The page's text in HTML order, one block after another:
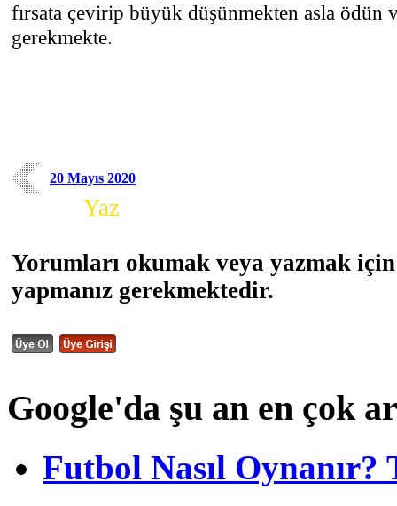
fırsata çevirip büyük düşünmekten asla ödün
gerekmekte.
20 Mayıs 2020
Yaz
Yorumları okumak veya yazmak
yapmanız gerekmektedir.
Google'da şu an en çok
Futbol Nasıl